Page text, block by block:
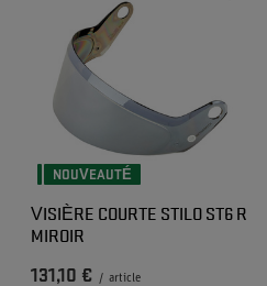
NOUVEAUTÉ
VISIÈRE COURTE STILO ST6 R
MIROIR
131,10 € / article